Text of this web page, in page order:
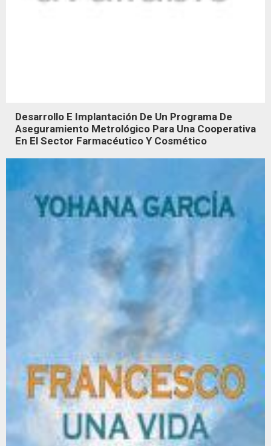
Desarrollo E Implantación De Un Programa De
Aseguramiento Metrológico Para Una Cooperativa
En El Sector Farmacéutico Y Cosmético